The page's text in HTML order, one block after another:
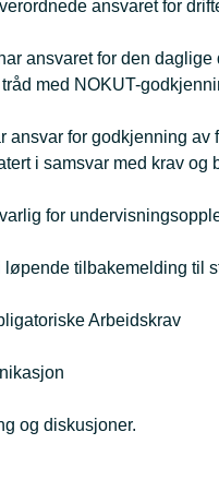
ansvaret for
ansvaret for den
med NOKUT-
ansvar for godkjenning
i samsvar med krav og
for
tilbakemelding til
Arbeidskrav
og diskusjoner.